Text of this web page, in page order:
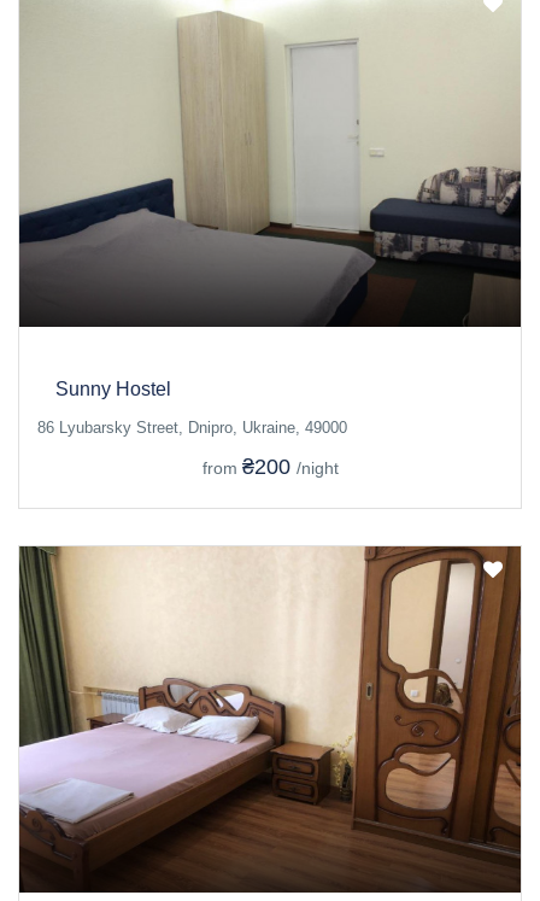
Sunny Hostel
86 Lyubarsky Street, Dnipro, Ukraine, 49000
from ₴200 /night